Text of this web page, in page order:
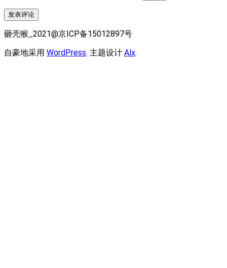
砸壳猴_2021@京ICP备15012897号
自豪地采用 WordPress. 主题设计 Alx.